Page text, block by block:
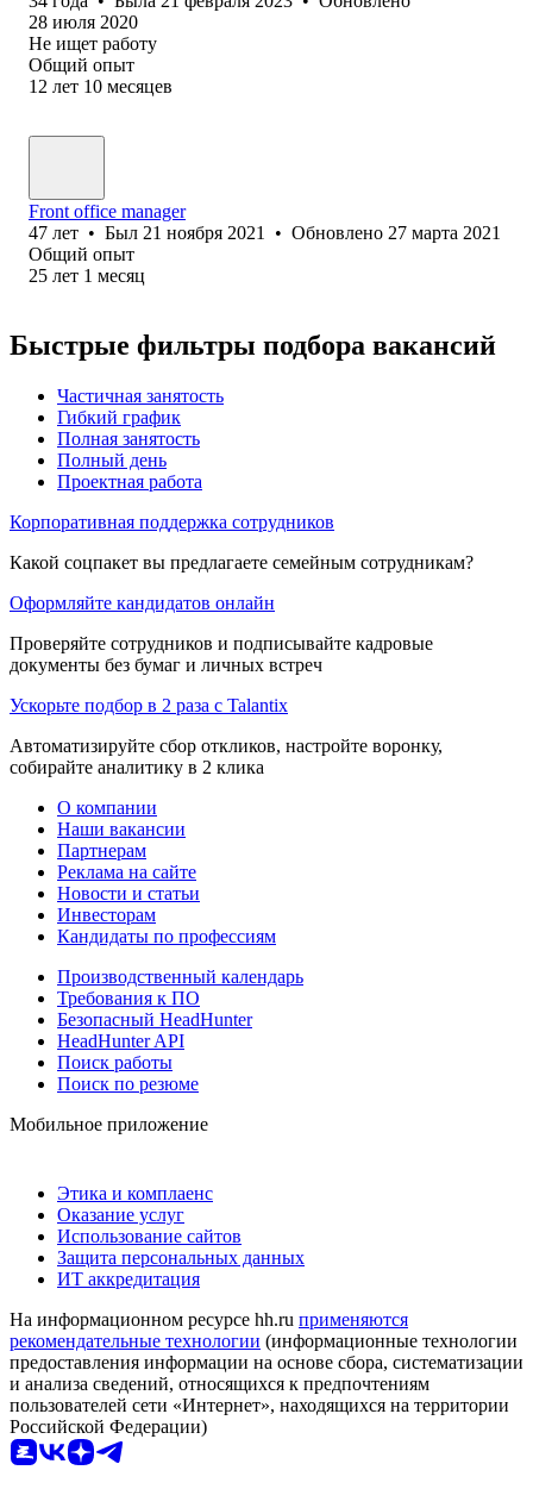
28 июля 2020
Не ищет работу
Общий опыт
12 лет 10 месяцев
Front office manager
47 лет • Был 21 ноября 2021 • Обновлено 27 марта 2021
Общий опыт
25 лет 1 месяц
Быстрые фильтры подбора вакансий
Частичная занятость
Гибкий график
Полная занятость
Полный день
Проектная работа
Корпоративная поддержка сотрудников
Какой соцпакет вы предлагаете семейным сотрудникам?
Оформляйте кандидатов онлайн
Проверяйте сотрудников и подписывайте кадровые
документы без бумаг и личных встреч
Ускорьте подбор в 2 раза с Talantix
Автоматизируйте сбор откликов, настройте воронку,
собирайте аналитику в 2 клика
О компании
Наши вакансии
Партнерам
Реклама на сайте
Новости и статьи
Инвесторам
Кандидаты по профессиям
Производственный календарь
Требования к ПО
Безопасный HeadHunter
HeadHunter API
Поиск работы
Поиск по резюме
Мобильное приложение
Этика и комплаенс
Оказание услуг
Использование сайтов
Защита персональных данных
ИТ аккредитация
На информационном ресурсе hh.ru применяются
рекомендательные технологии (информационные технологии
предоставления информации на основе сбора, систематизации
и анализа сведений, относящихся к предпочтениям
пользователей сети «Интернет», находящихся на территории
Российской Федерации)